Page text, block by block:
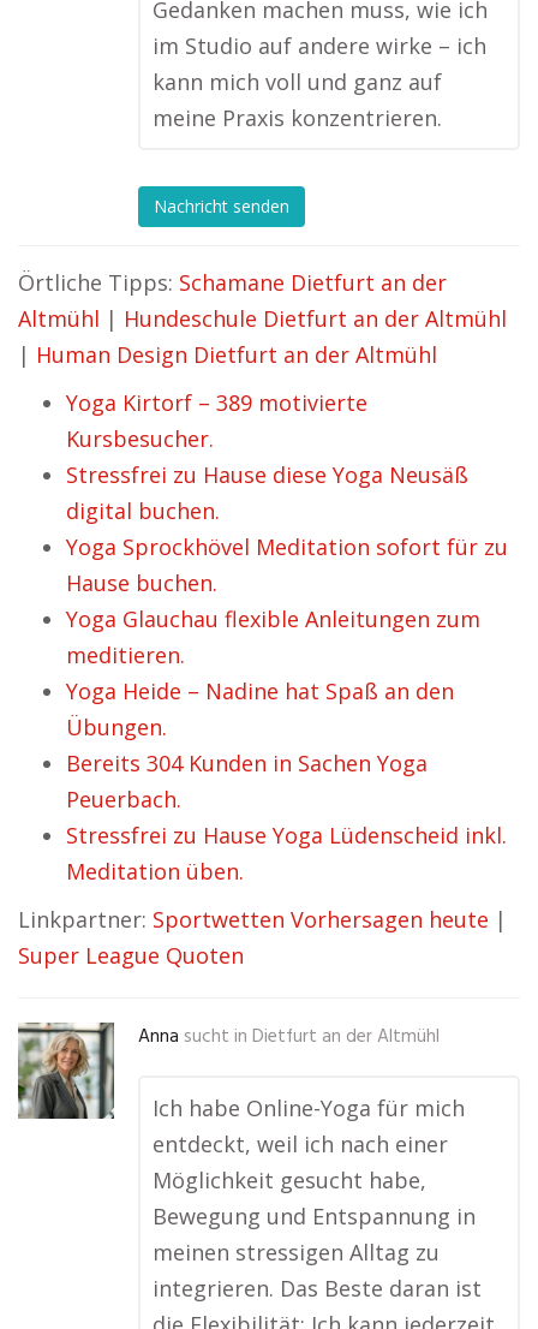
Gedanken machen muss, wie ich
im Studio auf andere wirke – ich
kann mich voll und ganz auf
meine Praxis konzentrieren.
Nachricht senden
Örtliche Tipps: Schamane Dietfurt an der
Altmühl | Hundeschule Dietfurt an der Altmühl
| Human Design Dietfurt an der Altmühl
Yoga Kirtorf – 389 motivierte
Kursbesucher.
Stressfrei zu Hause diese Yoga Neusäß
digital buchen.
Yoga Sprockhövel Meditation sofort für zu
Hause buchen.
Yoga Glauchau flexible Anleitungen zum
meditieren.
Yoga Heide – Nadine hat Spaß an den
Übungen.
Bereits 304 Kunden in Sachen Yoga
Peuerbach.
Stressfrei zu Hause Yoga Lüdenscheid inkl.
Meditation üben.
Linkpartner: Sportwetten Vorhersagen heute |
Super League Quoten
Anna sucht in Dietfurt an der Altmühl
Ich habe Online-Yoga für mich
entdeckt, weil ich nach einer
Möglichkeit gesucht habe,
Bewegung und Entspannung in
meinen stressigen Alltag zu
integrieren. Das Beste daran ist